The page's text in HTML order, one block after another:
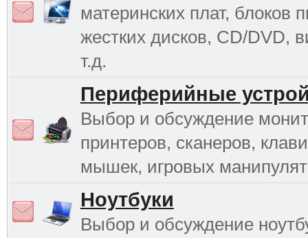
материнских плат, блоков
жестких дисков, CD/DVD,
т.д.
Периферийные
Выбор и обсуждение
принтеров, сканеров,
мышек, игровых
Ноутбуки
Выбор и обсуждение